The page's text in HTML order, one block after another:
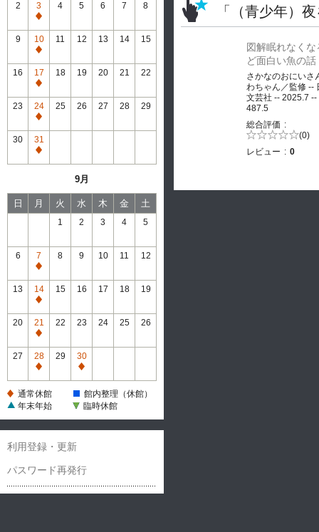
2
3
通
常
休
館
4 5 6 7 8
9
10
通
常
休
館
11 12 13 14 15
16
17
通
常
休
館
18 19 20 21 22
23
24
通
常
休
館
25 26 27 28 29
30
31
通
館
9月
日 月 火 水 木 金 土
1 2 3 4 5
6
7
通
常
休
館
8 9 10 11 12
13
14
通
常
休
館
15 16 17 18 19
20
21
通
常
休
館
22 23 24 25 26
27
28
通
休
29
30
通
休
通常休館
館内整理（休館）
年末年始
臨時休館
利用登録・更新
パスワード再発行
「（青少年）
図解眠れなくな
ど面白い魚の話
さかなのおにいさ
わちゃん／監修 --
文芸社 -- 2025.7 --
487.5
総合評価
5段階評価の (0)
レビュー
0